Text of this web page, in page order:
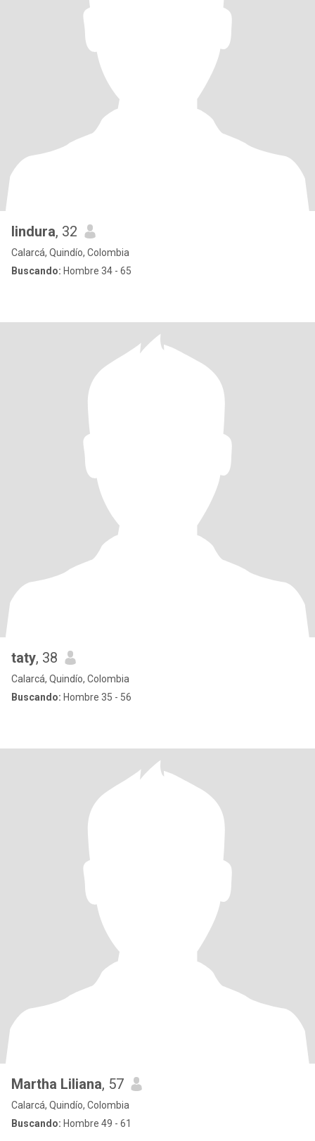
lindura, 32
Calarcá, Quindío, Colombia
Buscando: Hombre 34 - 65
taty, 38
Calarcá, Quindío, Colombia
Buscando: Hombre 35 - 56
Martha Liliana, 57
Calarcá, Quindío, Colombia
Buscando: Hombre 49 - 61